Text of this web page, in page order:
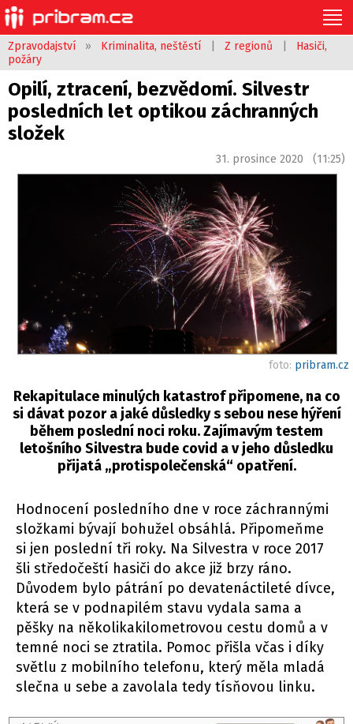
Zpravodajství » Kriminalita, neštěstí Z regionů
Hasiči,
požáry
Opilí, ztracení, bezvědomí. Silvestr
posledních let optikou záchranných
složek
31. prosince 2020 (11:25)
foto: pribram.cz
Rekapitulace minulých katastrof připomene, na co
si dávat pozor a jaké důsledky s sebou nese hýření
během poslední noci roku. Zajímavým testem
letošního Silvestra bude covid a v jeho důsledku
přijatá „protispolečenská“ opatření.
Hodnocení posledního dne v roce záchrannými
složkami bývají bohužel obsáhlá. Připomeňme
si jen poslední tři roky. Na Silvestra v roce 2017
šli středočeští hasiči do akce již brzy ráno.
Důvodem bylo pátrání po devatenáctileté dívce,
která se v podnapilém stavu vydala sama a
pěšky na několikakilometrovou cestu domů a v
temné noci se ztratila. Pomoc přišla včas i díky
světlu z mobilního telefonu, který měla mladá
slečna u sebe a zavolala tedy tísňovou linku.